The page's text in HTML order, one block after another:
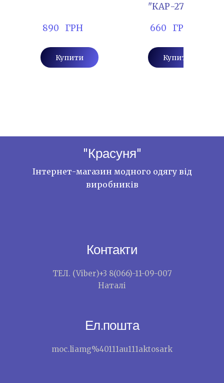
890   ГРН
Купити
"КАР-2701"
660   ГРН
Купити
"Красуня"
Інтернет-магазин модного одягу від
виробників
Контакти
ТЕЛ. (Viber)+3 8(066)-11-09-007
Наталі
Ел.пошта
moc.liamg%40111au111aktosark